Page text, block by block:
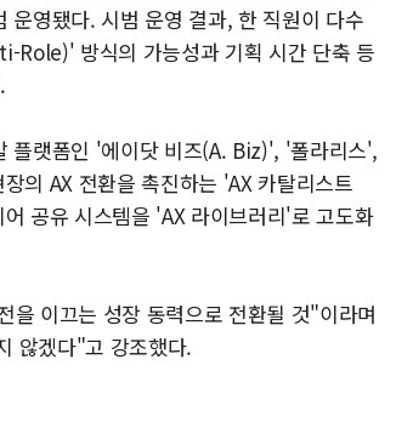
운영됐다. 시범 운영 결과, 한 직원이 다수
Role)' 방식의 가능성과 기획 시간 단축 등
플랫폼인 '에이닷 비즈(A. Biz)', '폴라리스',
의 AX 전환을 촉진하는 'AX 카탈리스트
공유 시스템을 'AX 라이브러리'로 고도화
을 이끄는 성장 동력으로 전환될 것"이라며
않겠다"고 강조했다.